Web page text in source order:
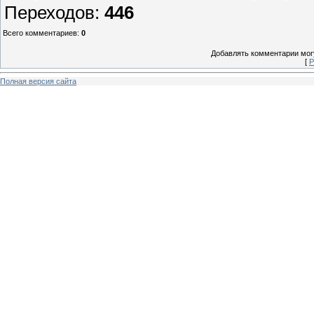
Переходов: 446
Всего комментариев: 0
Добавлять комментарии
[
Полная версия сайта